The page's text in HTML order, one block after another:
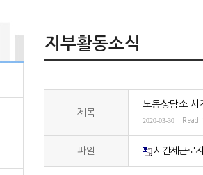
지부활동소식
제목
노동상담소 시
2020-03-30 Read
파일 시간제근로